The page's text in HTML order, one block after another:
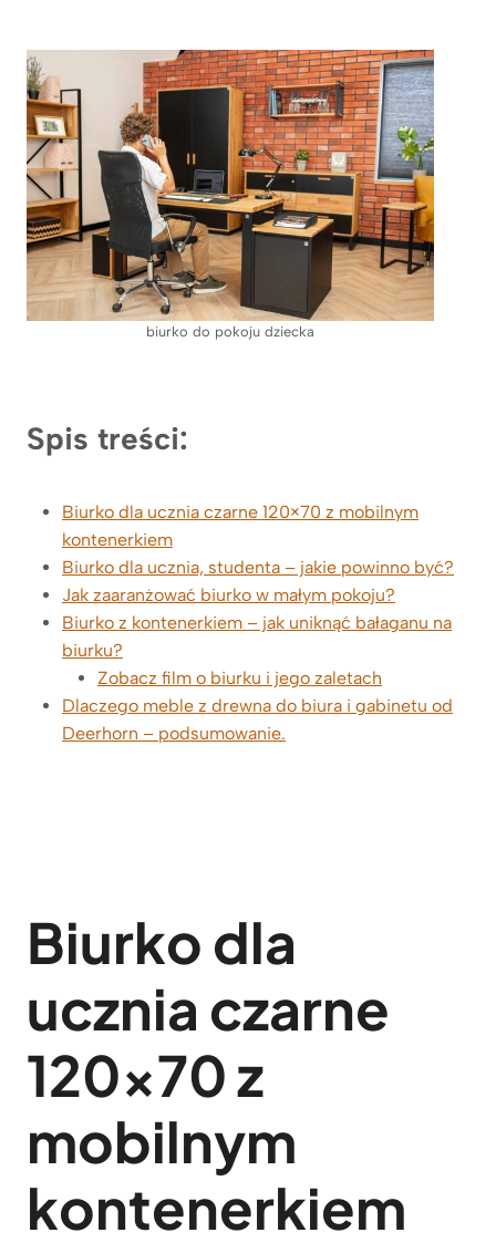
biurko do pokoju dziecka
Spis treści:
Biurko dla ucznia czarne 120×70 z mobilnym
kontenerkiem
Biurko dla ucznia, studenta – jakie powinno być?
Jak zaaranżować biurko w małym pokoju?
Biurko z kontenerkiem – jak uniknąć bałaganu na
biurku?
Zobacz film o biurku i jego zaletach
Dlaczego meble z drewna do biura i gabinetu od
Deerhorn – podsumowanie.
Biurko dla
ucznia czarne
120×70 z
mobilnym
kontenerkiem